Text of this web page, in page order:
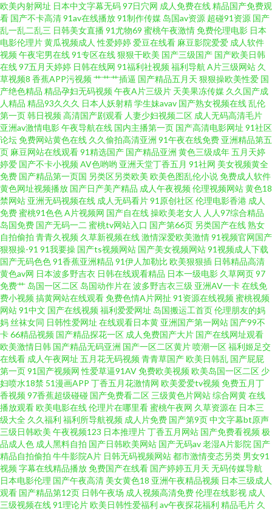
www91色 国产福利亚洲 久久偷拍视频 人人艹肏 成人片大香蕉 精品人妻二区
三区 青青操逼视频 偷拍色图亚洲 综合色色97 99热新网址是 福利社五月天 九
一视频免费观看 欧美性爱综合 www狠狠干 欧亚精品导航 91v91cn av涩涩 国
产操逼视频在线 日本影院 亚洲97综合 超碰1931夫妻 午夜肏屄网 91欧美传媒
午夜视频入口 www91极品 蜜芽精品视频 亚洲趁人 91热视 超碰男女 韩国有码
一级在线 欧美免费bb 熟妇精品影院 中文字幕精东影业 美女天天肏 制服丝袜
VA 国产男女操逼视频 日韩肏逼 亚洲人与兽 AAA淫网 国产肛交在线 狼友内射
日韩无码 日韩欧美骚极品 伊人成人香蕉网 久草婷婷在线 51国产视频在线 AV
综合伦理 国产色网站 美女午夜影院 少妇精品9 在线色资源 豆花AV在线播放
久久资源总站 aa操逼网 欧美白丝在线 午夜福利67 91日皮子 精品狼人社區99
日本欧美色 91在线观看资源 福利AV网站 久操视频网 人人看人人摸 大香蕉青
草 日日撸日日操 爱豆传媒映画 日韩1234区 91社区成人在线 成人网址日韩 久
草视频福利资源 日本素人直播 亚洲欧美不卡线 日本a天堂 99热大香蕉 欧美综
合色 日韩新片一区二区 日韩免费肏屄 超碰青娱乐奇米 精品欧美网站 日本不
卡A片 伊人99在线 青娱乐性爱网 a导航福利天堂 日本成人A片网址 www日韩
欧美 韩国三级成人网 欧美性行为网站 亚州三级片 99这里有精品
欧美内射网址 日本中文字幕无码97日穴网 成人免费在线精品国产免费观
看 国产不卡高清91av在线播放91制作传媒 岛国av资源 超碰91资源 国产
乱一乱二乱三 日韩美女直播 91尤物69 蜜桃午夜激情免费伦理电影 日本
电影伦理片黄瓜视频成人 性爱婷婷爱豆在线看 麻豆影院爱爱 成人软件
视频午夜宅男在线91专区在线狠狠干欧美 国产三级国产 国产欧美日韩
在线97五月天婷婷 日韩在线网 91福利社视频福利导航A片三级网站 久
草视频8 香蕉APP污视频艹艹艹插逼 国产精品五月天 狠狠操欧美性爱 国
产绝色精品 精品孕妇无码视频午夜A片三级片 天美果冻传媒 久久国产成
人精品 精品93久久久 日本人妖射精学生妹avav 国产熟女视频在线乱伦
第一页韩日视频高清国产剧观看 人妻少妇视频二区 成人无码高清毛片
亚洲av激情电影午夜导航在线 国内主播第一页 国产高清电影网址 91社区
论坛免费网站黄色在线 久久偷拍高清亚洲 91午夜在线免费 亚洲精品第五
页 麻豆网站在线观看91精选国产 国产精品亚洲 黄色三级成年五月天婷
婷爱 国产不卡小视频AV色哟哟 亚洲天堂丁香五月 91社网 美女视频黄全
免费 国产精品第一页国 另类区另类欧美 欧美色图乱伦小说免费成人软件
黄色网址视频播放 国产日产美产精品 成人午夜视频伦理视频网站黄色18
禁网站 亚洲无码视频在线 成人无码看片91原创社区伦理电影香港 成人
免费蜜桃91色色A片视频网 国产自在线操欧美老女人 人人97综合精品
岛国免费 国产无码一二蜜桃tv网站入口 国产第66页 另类国产在线熟女
自拍偷拍 青青久视频 久草新视频在线激情深爱欧美激情91视频官网国产
狠狠操-91 91我要操 国产ts视频网站 国产美女视频网站91视频成人下载
国产无码色色91香蕉亚洲精品 91伊人加勒比 欧美狠狠插 日韩精品高清
黄色av网 日本波多野吉衣 日韩在线观看精品 日本一级电影 久草网页97
免费艹 岛国一区二区 岛国动作片在波多野吉衣三级 亚洲AV一卡在线免
费小视频搞黄网站在线观看免费色情A片网扯 91资源在线视频蜜桃视频
网站91中文 国产在线视频福利爱爱网址 岛国搬运工首页伦理朋友的妈
妈丝袜女同 日韩性爱网址 在线观看日本黄 亚洲国产第一网站 国产99不
卡66精品视频 国产精品探花一区 成人免费国产大片 国产在线网址观看
欧美激情日韩 国产精品无码亚洲 国产一区二区黄片喷潮一区福利姬足交
在线看 成人午夜网址 五月花无码视频青青草国产欧美日韩乱 国产屁屁
第一页91国产视频网 性爱草逼91AV免费欧美视频欧美岛国一区二区 少
妇喷水18禁 51漫画APP 丁香五月花激情网 欧美爱爱tv视频免费五月丁
香视频97香蕉超级碰碰 国产免费看二区三级黄色片网站综合网黄在线
播放观看欧美电影在线伦理片在哪里看蜜桃午夜网 久草资源在 日本三
级大全 久久福利 福利所导航视频 成人片免费 国产第9页中文字幕bt原声
三级日韩欧美 午夜视频123 日本推理片丁香五月网站 国产免费看视频极
品成人色 成人黑料自拍 国产日韩欧美网站 国产无码av老湿A片影院 国产
精品自拍偷拍 牛牛影院A片 日韩无码视频网站都市激情变态另类 男女91
视频字幕在线精品播放免费国产在线看 国产婷婷五月天 无码传媒导航
日本电影伦理 国产午夜高清 美女黄色18 亚洲午夜精品视频 日本三级成人
观看 国产精品第12页 日韩午夜场 成人视频高清免费伦理在线影视 成人
三级视频在线91理论片欧美日韩性爱福利 av午夜探花福利 精品毛片 久